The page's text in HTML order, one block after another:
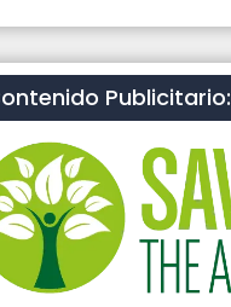
Publicitario: